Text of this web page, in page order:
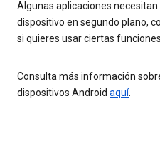
Algunas aplicaciones
dispositivo en segundo plano,
si quieres usar ciertas
Consulta más información
dispositivos Android aquí.